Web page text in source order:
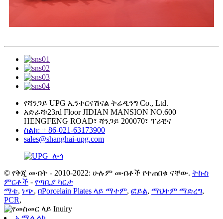
የሻንጋይ UPG ኢንተርናሽናል ትሬዲንግ Co., Ltd.
አድራሻ፡23rd Floor JIDIAN MANSION NO.600
HENGFENG ROAD፣ ሻንጋይ 200070፣ ፕሪቺና
ስልክ: + 86-021-63173900
sales@shanghai-upg.com
© የቅጂ መብት - 2010-2022: ሁሉም መብቶች የተጠበቁ ናቸው. ትኩስ
ምርቶች - የጣቢያ ካርታ
ማቴ, ነጭ, በPorcelain Plates ላይ ማተም, ፎይል, ማህተም ማድረግ,
PCR,